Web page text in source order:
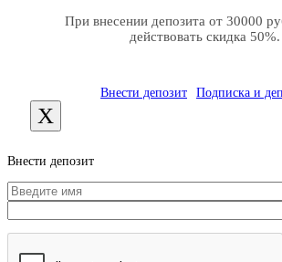
При внесении депозита от 30000
действовать скидка 50%.
Внести депозит Подписка и
X
Внести депозит